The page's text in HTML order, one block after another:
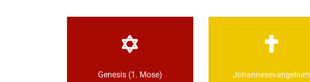
Genesis (1. Mose) Johannes­­evangelium